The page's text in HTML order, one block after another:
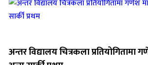
अन्तर विद्यालय चित्रकला प्रतियोगितामा